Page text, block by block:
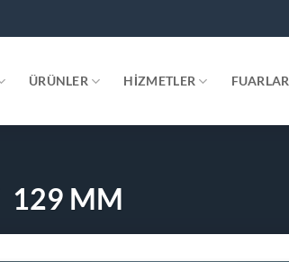
ÜRÜNLER HIZMETLER FUARLAR
129 MM